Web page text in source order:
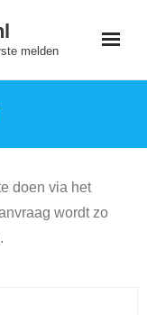
melden
doen via het
wordt zo